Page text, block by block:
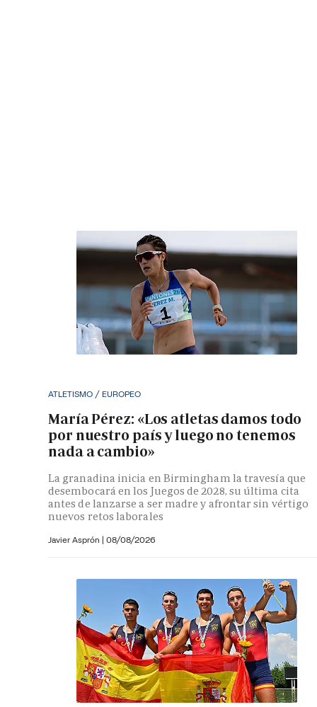
ATLETISMO / EUROPEO
María Pérez: «Los atletas damos todo
por nuestro país y luego no tenemos
nada a cambio»
La granadina inicia en Birmingham la travesía que
desembocará en los Juegos de 2028, su última cita
antes de lanzarse a ser madre y afrontar sin vértigo
nuevos retos laborales
Javier Asprón | 08/08/2026